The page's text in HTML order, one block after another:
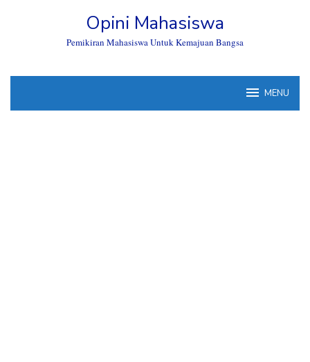
Opini Mahasiswa
Pemikiran Mahasiswa Untuk Kemajuan Bangsa
MENU